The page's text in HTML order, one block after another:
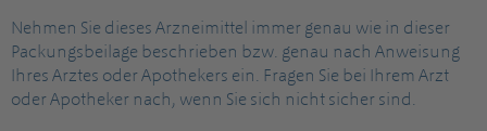
Nehmen Sie dieses Arzneimittel immer genau wie in dieser
Packungsbeilage beschrieben bzw. genau nach Anweisung
Ihres Arztes oder Apothekers ein. Fragen Sie bei Ihrem Arzt
oder Apotheker nach, wenn Sie sich nicht sicher sind.